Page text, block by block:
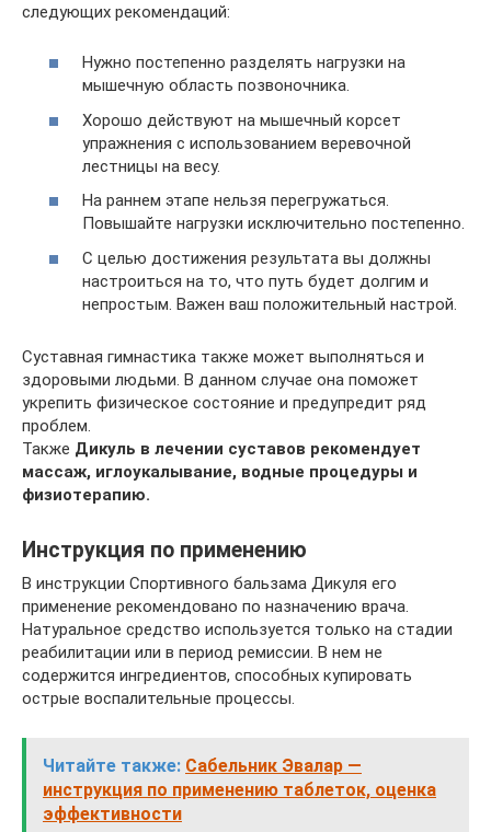
следующих рекомендаций:
Нужно постепенно разделять нагрузки на
мышечную область позвоночника.
Хорошо действуют на мышечный корсет
упражнения с использованием веревочной
лестницы на весу.
На раннем этапе нельзя перегружаться.
Повышайте нагрузки исключительно постепенно.
С целью достижения результата вы должны
настроиться на то, что путь будет долгим и
непростым. Важен ваш положительный настрой.
Суставная гимнастика также может выполняться и
здоровыми людьми. В данном случае она поможет
укрепить физическое состояние и предупредит ряд
проблем.
Также Дикуль в лечении суставов рекомендует
массаж, иглоукалывание, водные процедуры и
физиотерапию.
Инструкция по применению
В инструкции Спортивного бальзама Дикуля его
применение рекомендовано по назначению врача.
Натуральное средство используется только на стадии
реабилитации или в период ремиссии. В нем не
содержится ингредиентов, способных купировать
острые воспалительные процессы.
Читайте также: Сабельник Эвалар —
инструкция по применению таблеток, оценка
эффективности